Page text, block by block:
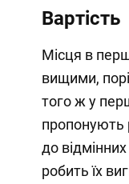
Вартість
Місця в
вищими,
того ж у
пропонують
до
робить їх